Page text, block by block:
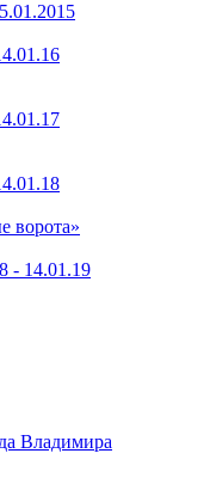
ворота»
- 14.01.19
Владимира